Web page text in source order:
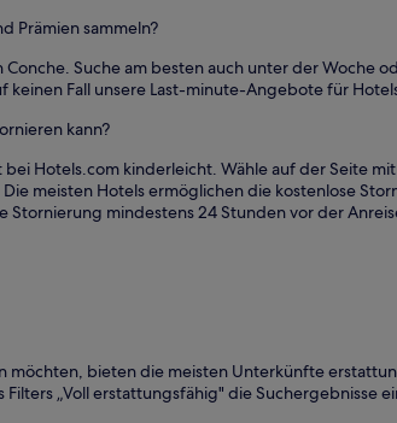
Prämien sammeln?
Suche am besten auch unter der Woche
Fall unsere Last-minute-Angebote für
kann?
Hotels.com kinderleicht. Wähle auf der Seite
meisten Hotels ermöglichen die kostenlose
Stornierung mindestens 24 Stunden vor der
möchten, bieten die meisten Unterkünfte
„Voll erstattungsfähig" die Suchergebnisse